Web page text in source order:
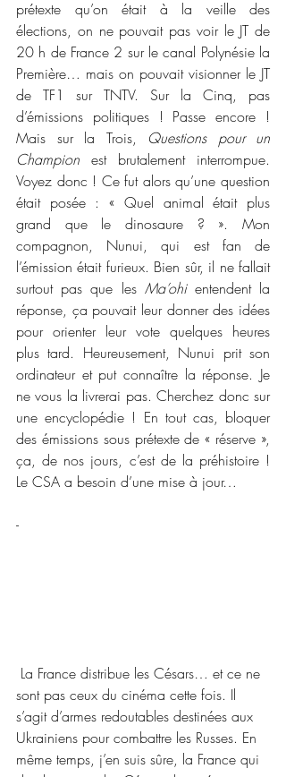
prétexte qu’on était à la veille des
élections, on ne pouvait pas voir le JT de
20 h de France 2 sur le canal Polynésie la
Première… mais on pouvait visionner le JT
de TF1 sur TNTV. Sur la Cinq, pas
d’émissions politiques ! Passe encore !
Mais sur la Trois, Questions pour un
Champion est brutalement interrompue.
Voyez donc ! Ce fut alors qu’une question
était posée : « Quel animal était plus
grand que le dinosaure ? ». Mon
compagnon, Nunui, qui est fan de
l’émission était furieux. Bien sûr, il ne fallait
surtout pas que les Ma’ohi entendent la
réponse, ça pouvait leur donner des idées
pour orienter leur vote quelques heures
plus tard. Heureusement, Nunui prit son
ordinateur et put connaître la réponse. Je
ne vous la livrerai pas. Cherchez donc sur
une encyclopédie ! En tout cas, bloquer
des émissions sous prétexte de « réserve »,
ça, de nos jours, c’est de la préhistoire !
Le CSA a besoin d’une mise à jour…
-
sont pas ceux du cinéma cette fois. Il
s’agit d’armes redoutables destinées aux
Ukrainiens pour combattre les Russes. En
même temps, j’en suis sûre, la France qui